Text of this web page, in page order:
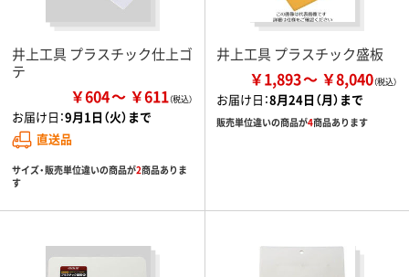
井上工具 プラスチック仕上ゴ
テ
￥604 ￥611
お届け日：9月1日（火）まで
直送品
サイズ・販売単位違いの商品が2商品ありま
す
井上工具 プラスチック盛板
￥1,893 ￥8,040
お届け日：8月24日（月）まで
販売単位違いの商品が4商品あります